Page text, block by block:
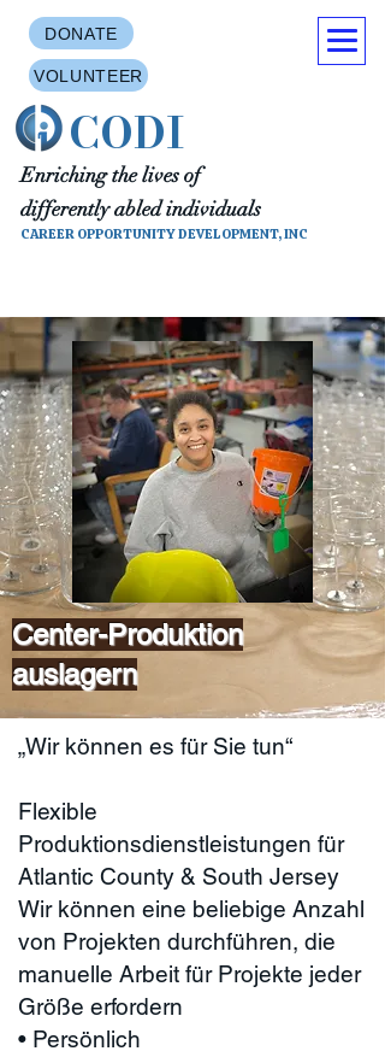
CAREER OPPORTUNITY DEVELOPMENT, INC
Enriching the lives of
differently abled individuals
CODI
DONATE
VOLUNTEER
Center-Produktion
auslagern
„Wir können es für Sie tun“
Flexible
Produktionsdienstleistungen für
Atlantic County & South Jersey
Wir können eine beliebige Anzahl
von Projekten durchführen, die
manuelle Arbeit für Projekte jeder
Größe erfordern
• Persönlich